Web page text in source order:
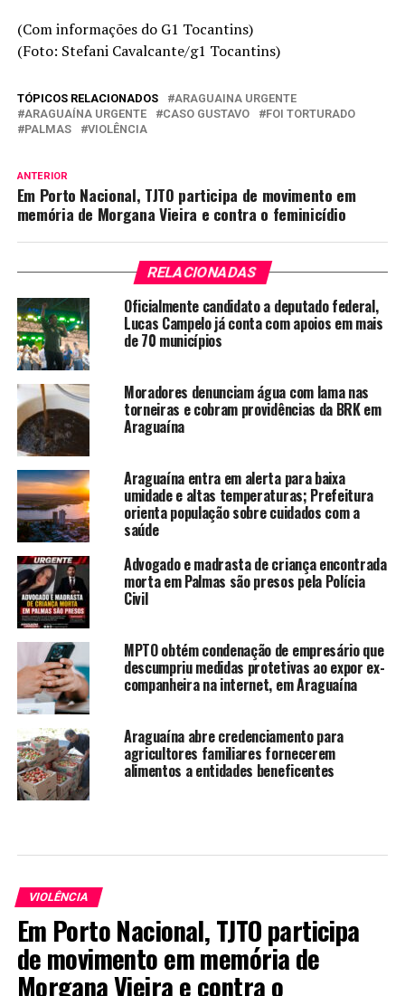
(Com informações do G1 Tocantins)
(Foto: Stefani Cavalcante/g1 Tocantins)
TÓPICOS RELACIONADOS
ARAGUAINA URGENTE
ARAGUAÍNA URGENTE
CASO GUSTAVO
FOI TORTURADO
PALMAS
VIOLÊNCIA
ANTERIOR
Em Porto Nacional, TJTO participa de movimento em
memória de Morgana Vieira e contra o feminicídio
RELACIONADAS
Oficialmente candidato a deputado federal,
Lucas Campelo já conta com apoios em mais
de 70 municípios
Moradores denunciam água com lama nas
torneiras e cobram providências da BRK em
Araguaína
Araguaína entra em alerta para baixa
umidade e altas temperaturas; Prefeitura
orienta população sobre cuidados com a
saúde
Advogado e madrasta de criança encontrada
morta em Palmas são presos pela Polícia
Civil
MPTO obtém condenação de empresário que
descumpriu medidas protetivas ao expor ex-
companheira na internet, em Araguaína
Araguaína abre credenciamento para
agricultores familiares fornecerem
alimentos a entidades beneficentes
VIOLÊNCIA
Em Porto Nacional, TJTO participa
de movimento em memória de
Morgana Vieira e contra o